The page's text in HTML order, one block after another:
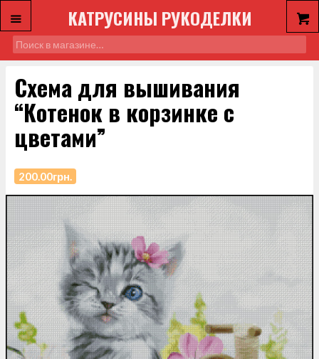
КАТРУСИНЫ РУКОДЕЛКИ
Схема для вышивания
“Котенок в корзинке с
цветами”
200.00грн.